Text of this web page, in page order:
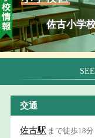
佐古小学
交通
佐古駅 まで徒歩18分